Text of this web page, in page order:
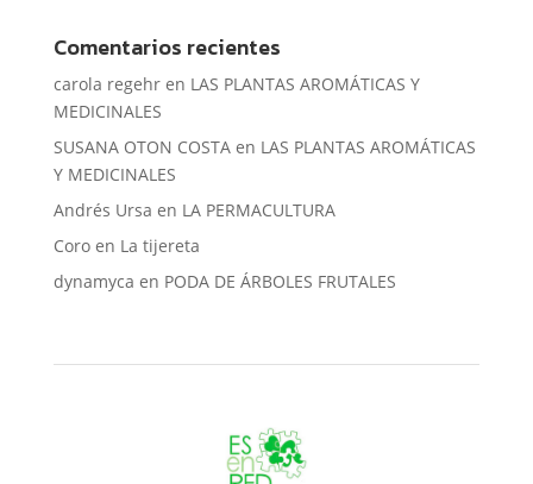
Comentarios recientes
carola regehren LAS PLANTAS AROMÁTICAS Y
MEDICINALES
SUSANA OTON COSTAen LAS PLANTAS AROMÁTICAS
Y MEDICINALES
Andrés Ursa en LA PERMACULTURA
Coroen La tijereta
dynamyca en PODA DE ÁRBOLES FRUTALES